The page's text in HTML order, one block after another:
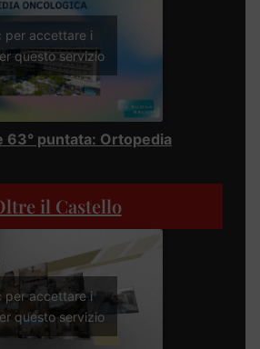
per accettare i
questo servizio
63° puntata: Ortopedia
il Castello
per accettare i
questo servizio